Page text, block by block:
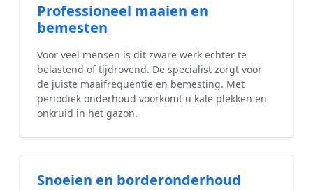
Professioneel maaien en
bemesten
Voor veel mensen is dit zware werk echter te
belastend of tijdrovend. De specialist zorgt voor
de juiste maaifrequentie en bemesting. Met
periodiek onderhoud voorkomt u kale plekken en
onkruid in het gazon.
Snoeien en borderonderhoud